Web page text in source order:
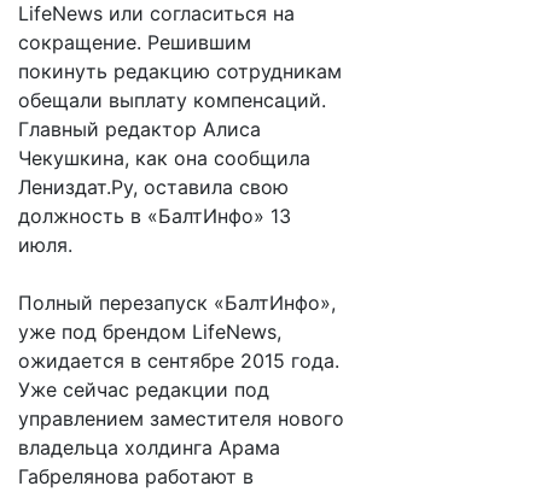
LifeNews или согласиться на
сокращение. Решившим
покинуть редакцию сотрудникам
обещали выплату компенсаций.
Главный редактор Алиса
Чекушкина, как она сообщила
Лениздат.Ру, оставила свою
должность в «БалтИнфо» 13
июля.
Полный перезапуск «БалтИнфо»,
уже под брендом LifeNews,
ожидается в сентябре 2015 года.
Уже сейчас редакции под
управлением заместителя нового
владельца холдинга Арама
Габрелянова работают в